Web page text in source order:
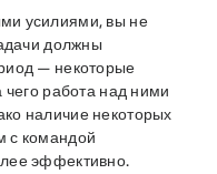
усилиями, вы не
должны
— некоторые
чего работа над ними
наличие некоторых
с командой
эффективно.